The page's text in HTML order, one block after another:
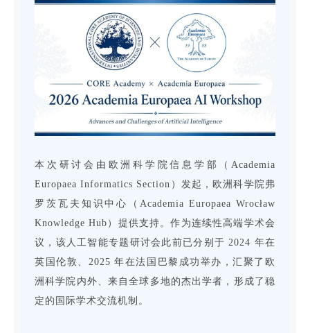
本次研讨会由欧洲科学院信息学部（Academia
Europaea Informatics Section）发起，欧洲科学院弗
罗茨瓦夫知识中心（Academia Europaea Wrocław
Knowledge Hub）提供支持。作为连续性高端学术会
议，该人工智能专题研讨会此前已分别于 2024 年在
英国伦敦、2025 年在法国巴黎成功举办，汇聚了欧
洲科学院内外、来自全球多地的杰出学者，形成了稳
定的国际学术交流机制。